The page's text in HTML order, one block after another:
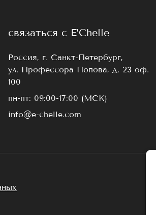
связаться с E’Chelle
Россия, г. Санкт-Петербург,
ул. Профессора Попова, д. 23 оф.
100
пн-пт: 09:00-17:00 (МСК)
info@e-chelle.com